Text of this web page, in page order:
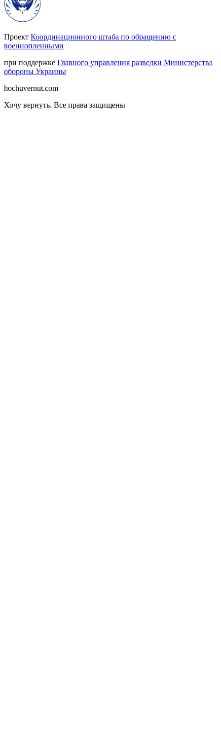
Проект Координационного штаба по обращению с
военнопленными
при поддержке Главного управления разведки Министерства
обороны Украины
hochuvernut.com
Хочу вернуть. Все права защищены